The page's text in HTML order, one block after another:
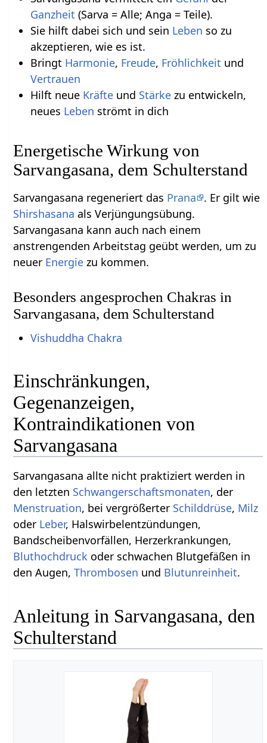
Ganzheit (Sarva = Alle; Anga = Teile).
Sie hilft dabei sich und sein Leben so zu
akzeptieren, wie es ist.
Bringt Harmonie, Freude, Fröhlichkeit und
Vertrauen
Hilft neue Kräfteund Stärkezu entwickeln,
neues Leben strömt in dich
Energetische Wirkung von
Sarvangasana, dem Schulterstand
Sarvangasana regeneriert das Prana
. Er gilt wie
Shirshasana als Verjüngungsübung.
Sarvangasana kann auch nach einem
anstrengenden Arbeitstag geübt werden, um zu
neuer Energie zu kommen.
Besonders angesprochen Chakras in
Sarvangasana, dem Schulterstand
Vishuddha Chakra
Einschränkungen,
Gegenanzeigen,
Kontraindikationen von
Sarvangasana
Sarvangasana allte nicht praktiziert werden in
den letzten Schwangerschaftsmonaten, der
Menstruation, bei vergrößerter Schilddrüse, Milz
oder Leber, Halswirbelentzündungen,
Bandscheibenvorfällen, Herzerkrankungen,
Bluthochdruck oder schwachen Blutgefäßen in
den Augen,Thrombosen und Blutunreinheit.
Anleitung in Sarvangasana, den
Schulterstand